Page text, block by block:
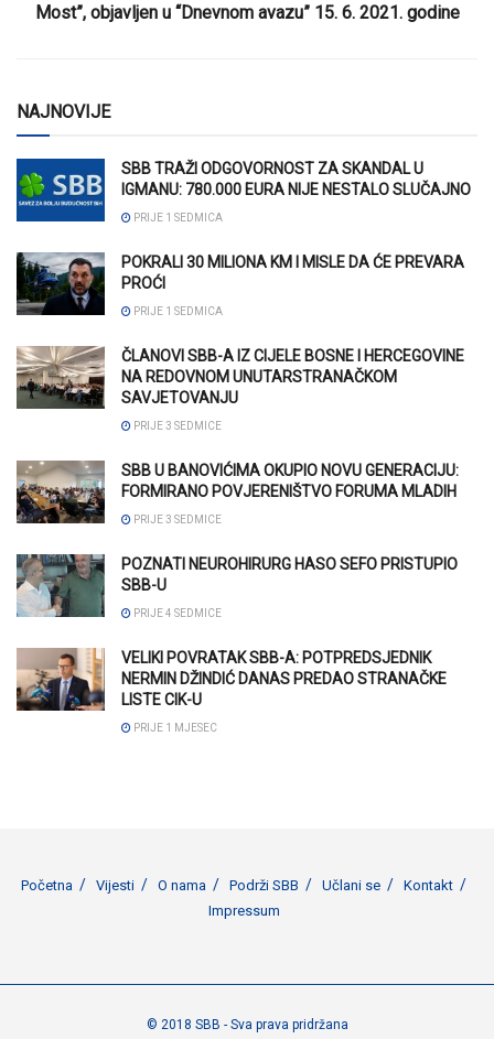
Most”, objavljen u “Dnevnom avazu” 15. 6. 2021. godine
NAJNOVIJE
SBB TRAŽI ODGOVORNOST ZA SKANDAL U
IGMANU: 780.000 EURA NIJE NESTALO SLUČAJNO
PRIJE 1 SEDMICA
POKRALI 30 MILIONA KM I MISLE DA ĆE PREVARA
PROĆI
PRIJE 1 SEDMICA
ČLANOVI SBB-A IZ CIJELE BOSNE I HERCEGOVINE
NA REDOVNOM UNUTARSTRANAČKOM
SAVJETOVANJU
PRIJE 3 SEDMICE
SBB U BANOVIĆIMA OKUPIO NOVU GENERACIJU:
FORMIRANO POVJERENIŠTVO FORUMA MLADIH
PRIJE 3 SEDMICE
POZNATI NEUROHIRURG HASO SEFO PRISTUPIO
SBB-U
PRIJE 4 SEDMICE
VELIKI POVRATAK SBB-A: POTPREDSJEDNIK
NERMIN DŽINDIĆ DANAS PREDAO STRANAČKE
LISTE CIK-U
PRIJE 1 MJESEC
Početna Vijesti O nama Podrži SBB Učlani se
Kontakt
Impressum
© 2018 SBB - Sva prava pridržana